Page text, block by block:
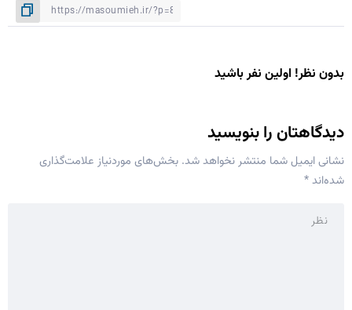
بدون نظر! اولین نفر باشید
دیدگاهتان را بنویسید
نشانی ایمیل شما منتشر نخواهد شد. بخش‌های موردنیاز علامت‌گذاری
شده‌اند*